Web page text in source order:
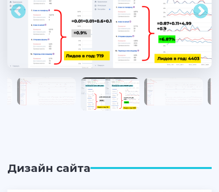
Дизайн сайта